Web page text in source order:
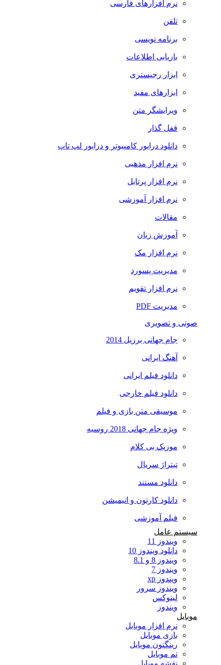
نرم افزارهای فارسی
تلفن
برنامه نویسی
بازیابی اطلاعات
ابزار رجیستری
ابزارهای مفید
ویرایشگر متن
قفل گذار
دانلود درایور کامپیوتر و درایور لپ تاپ
نرم افزار مذهبی
نرم افزار پرتابل
نرم افزار آموزشی
مقالات
آموزش زبان
نرم افزار مک
مدیریت پسورد
نرم افزار تقویم
مدیریت PDF
صوتی و تصویری
جام جهانی برزیل 2014
آهنگ ایرانی
دانلود فیلم ایرانی
دانلود فیلم خارجی
موسیقی متن بازی و فیلم
ویژه جام جهانی 2018 روسیه
موزیک بی کلام
تیتراژ سریال
دانلود مستند
دانلود کارتون و انیمیشن
فیلم آموزشی
سیستم عامل
ویندوز 11
دانلود ویندوز 10
ویندوز 8 و 8.1
ویندوز 7
ویندوز xp
ویندوز سرور
لینوکس
ویندوز
موبایل
نرم افزار موبایل
بازی موبایل
رینگتون موبایل
تم موبایل
نقشه موبایل